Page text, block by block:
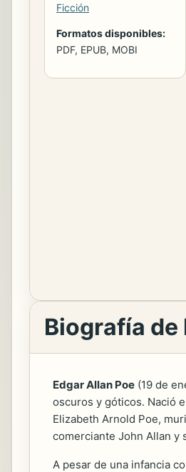
Ficción
Formatos disponibles:
PDF, EPUB, MOBI
Biografía de
Edgar Allan Poe (19 de
oscuros y góticos. Nació
Elizabeth Arnold Poe,
comerciante John Allan y
A pesar de una infancia